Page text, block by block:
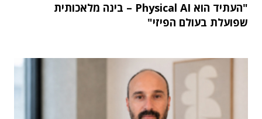
"העתיד הוא Physical AI – בינה מלאכותית
שפועלת בעולם הפיזי"